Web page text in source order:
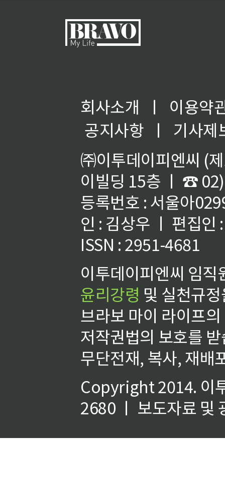
회사소개 ㅣ
이용약
공지사항
ㅣ
기사제
㈜이투데이피엔씨 (
이빌딩 15층 ㅣ ☎
등록번호 : 서울아
인 : 김상우 ㅣ 편집인
ISSN : 2951-4681
이투데이피엔씨 임
윤리강령 및 실천규
브라보 마이 라이프
저작권법의 보호를
무단전재, 복사, 재배
Copyright 2014. 이
2680 ㅣ 보도자료